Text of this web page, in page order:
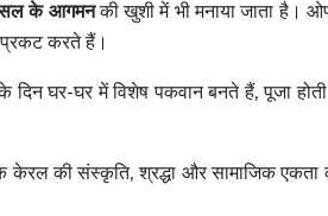
के आगमनकी खुशी में भी मनाया जाता है।
प्रकट करते हैं।
घर-घर में विशेष पकवान बनते हैं, पूजा
की संस्कृति, श्रद्धा और सामाजिक एकता